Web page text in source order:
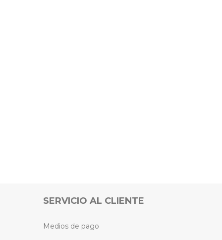
SERVICIO AL CLIENTE
Medios de pago